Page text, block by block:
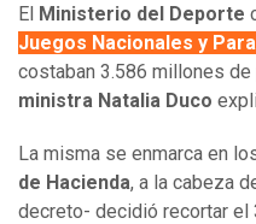
El Ministerio del Deporte
Juegos Nacionales y
costaban 3.586 millones
ministra Natalia Duco
La misma se enmarca en
de Hacienda, a la cabeza
decreto- decidió recortar el